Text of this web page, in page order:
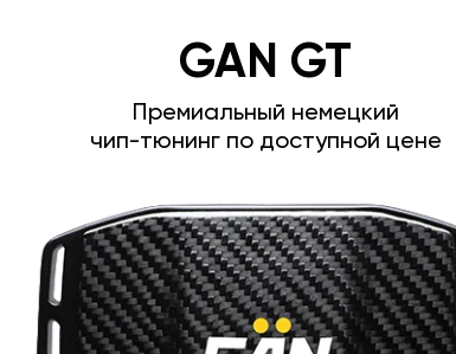
GAN GT
Премиальный немецкий
чип-тюнинг по доступной цене